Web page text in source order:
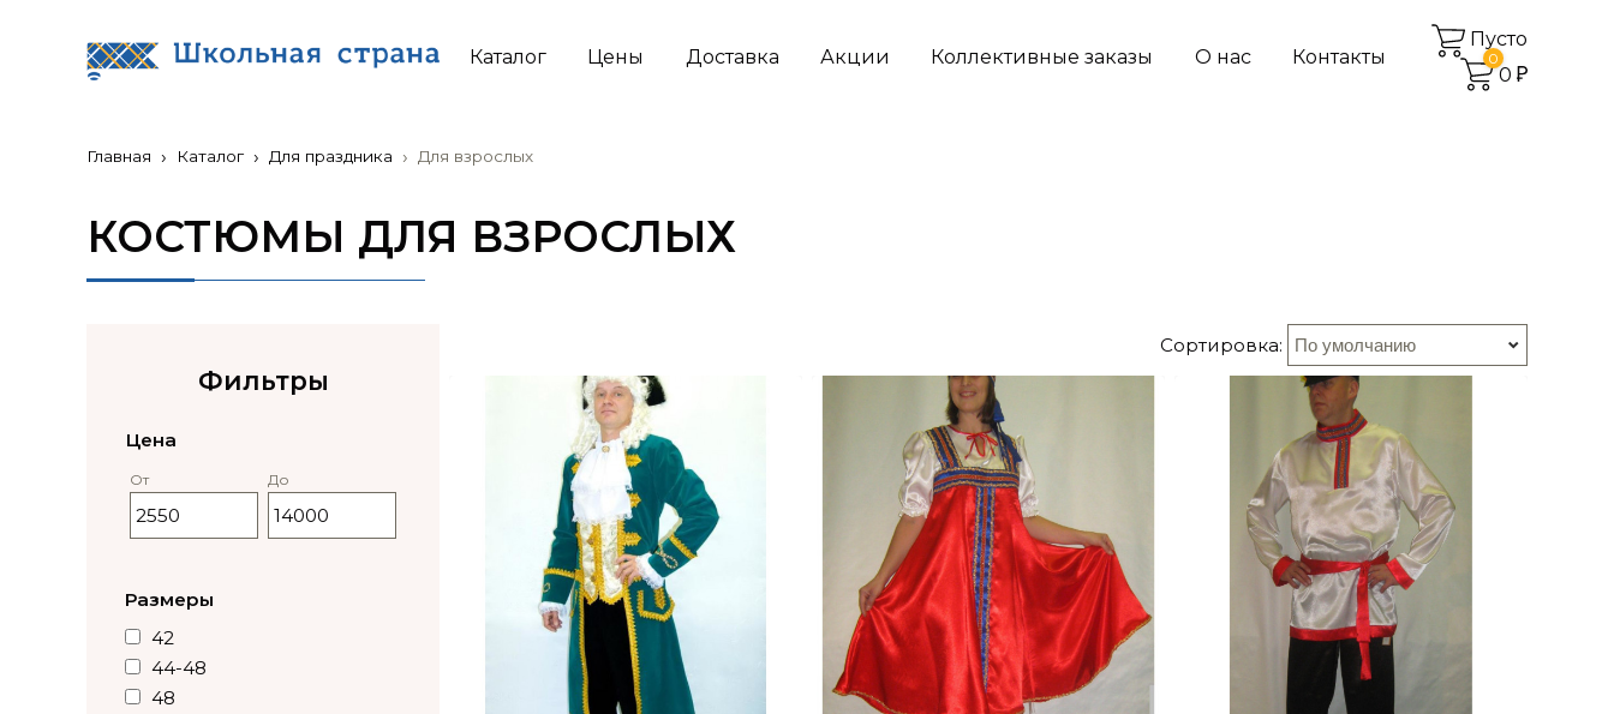
Пусто
0
0
Каталог Цены Доставка Акции Коллективные заказы О нас Контакты
Главная Каталог Для праздника Для взрослых
КОСТЮМЫ ДЛЯ ВЗРОСЛЫХ
Фильтры
Цена
От До
Размеры
42
44-48
48
Сортировка: